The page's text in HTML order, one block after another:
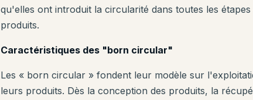
qu'elles ont introduit la circularité dans toutes les
produits.
Caractéristiques des "born circular"
Les « born circular » fondent leur modèle sur
leurs produits. Dès la conception des produits, la